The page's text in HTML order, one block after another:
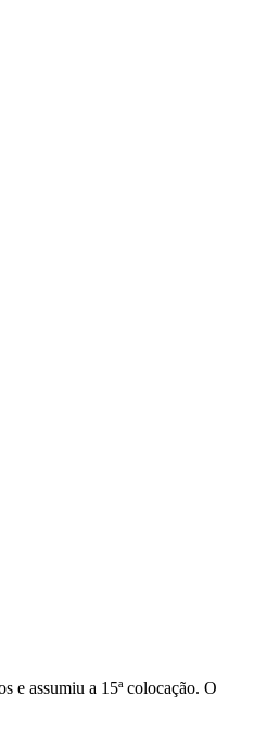
e assumiu a 15ª colocação. O